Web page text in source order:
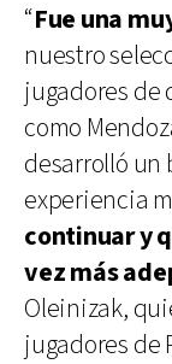
“Fue una
nuestro
jugadores
como
desarrolló un
experiencia
continuar y
vez más
Oleinizak,
jugadores de